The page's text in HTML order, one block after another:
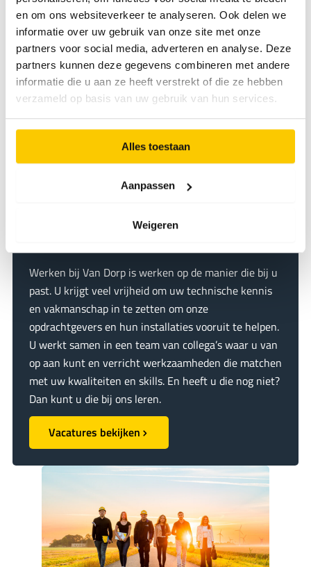
en om ons websiteverkeer te analyseren. Ook delen we
informatie over uw gebruik van onze site met onze
partners voor social media, adverteren en analyse. Deze
partners kunnen deze gegevens combineren met andere
informatie die u aan ze heeft verstrekt of die ze hebben
verzameld op basis van uw gebruik van hun services.
Alles toestaan
Aanpassen
Weigeren
E-mail
Deel deze vacature
L
k
n
E
m
F
c
k
L
i
n
k
d
n
W
h
a
t
A
p
X
Werken bij Van Dorp is werken op de manier die bij u
past. U krijgt veel vrijheid om uw technische kennis
en vakmanschap in te zetten om onze
opdrachtgevers en hun installaties vooruit te helpen.
U werkt samen in een team van collega’s waar u van
op aan kunt en verricht werkzaamheden die matchen
met uw kwaliteiten en skills. En heeft u die nog niet?
Dan kunt u die bij ons leren.
Vacatures bekijken